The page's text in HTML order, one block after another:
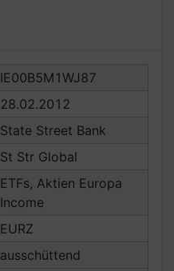
IE00B5M1WJ87
28.02.2012
State Street Bank
St Str Global
ETFs, Aktien Europa
Income
EURZ
ausschüttend